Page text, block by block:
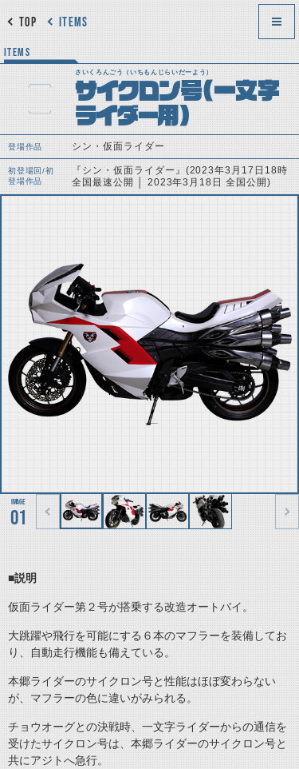
ITEMS
TOP
ITEMS
さいくろんごう（いちもんじらいだーよう）
サイクロン号(一文字
ライダー用)
登場作品 シン・仮面ライダー
初登場回/初
登場作品
『シン・仮面ライダー』(2023年3月17日18時
全国最速公開 │ 2023年3月18日 全国公開)
01
■説明
仮面ライダー第２号が搭乗する改造オートバイ。
大跳躍や飛行を可能にする６本のマフラーを装備してお
り、自動走行機能も備えている。
本郷ライダーのサイクロン号と性能はほぼ変わらない
が、マフラーの色に違いがみられる。
チョウオーグとの決戦時、一文字ライダーからの通信を
受けたサイクロン号は、本郷ライダーのサイクロン号と
共にアジトへ急行。